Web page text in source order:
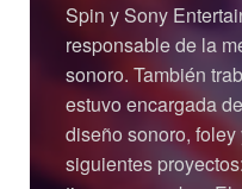
Spin y Sony
responsable de la
sonoro. También
estuvo encargada
diseño sonoro,
siguientes